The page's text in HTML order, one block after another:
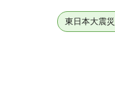
東日本大震